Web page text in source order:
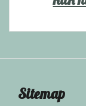
Sitemap